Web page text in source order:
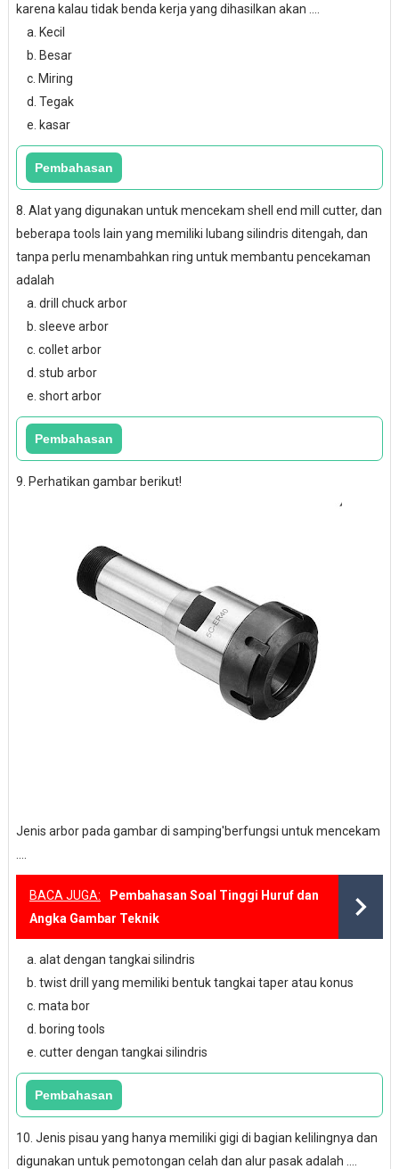
karena kalau tidak benda kerja yang dihasilkan akan ....
a. Kecil
b. Besar
c. Miring
d. Tegak
e. kasar
8. Alat yang digunakan untuk mencekam shell end mill cutter, dan
beberapa tools lain yang memiliki lubang silindris ditengah, dan
tanpa perlu menambahkan ring untuk membantu pencekaman
adalah
a. drill chuck arbor
b. sleeve arbor
c. collet arbor
d. stub arbor
e. short arbor
9. Perhatikan gambar berikut!
Jenis arbor pada gambar di samping'berfungsi untuk mencekam
BACA JUGA:
Pembahasan Soal Tinggi Huruf dan
Angka Gambar Teknik
a. alat dengan tangkai silindris
b. twist drill yang memiliki bentuk tangkai taper atau konus
c. mata bor
d. boring tools
e. cutter dengan tangkai silindris
10. Jenis pisau yang hanya memiliki gigi di bagian kelilingnya dan
digunakan untuk pemotongan celah dan alur pasak adalah ....